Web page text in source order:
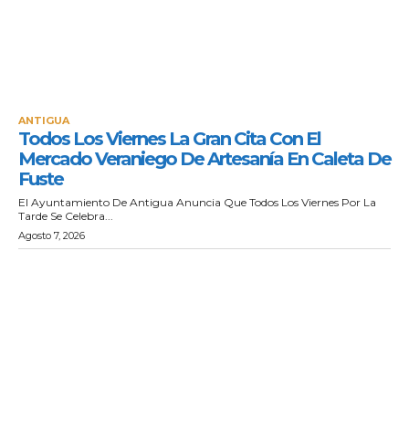
ANTIGUA
Todos Los Viernes La Gran Cita Con El
Mercado Veraniego De Artesanía En Caleta De
Fuste
El Ayuntamiento De Antigua Anuncia Que Todos Los Viernes Por La
Tarde Se Celebra...
Agosto 7, 2026